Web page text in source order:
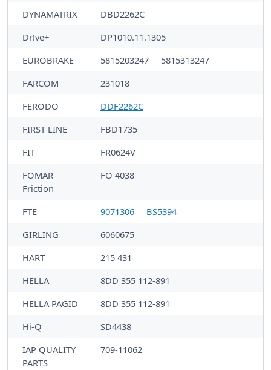
DYNAMATRIX
DBD2262C
Dr!ve+
DP1010.11.1305
EUROBRAKE
5815203247
5815313247
FARCOM
231018
FERODO
DDF2262C
FIRST LINE
FBD1735
FIT
FR0624V
FOMAR
Friction
FO 4038
FTE 9071306
BS5394
GIRLING
6060675
HART
215 431
HELLA
8DD 355 112-891
HELLA PAGID
8DD 355 112-891
Hi-Q
SD4438
IAP QUALITY
PARTS
709-11062